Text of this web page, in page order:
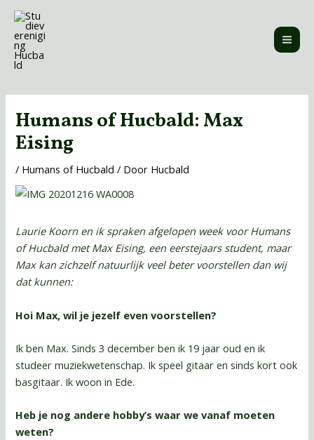
naar
inhoud
Humans of Hucbald: Max
Eising
/ Humans of Hucbald / Door Hucbald
Laurie Koorn en ik spraken afgelopen week voor Humans
of Hucbald met Max Eising, een eerstejaars student, maar
Max kan zichzelf natuurlijk veel beter voorstellen dan wij
dat kunnen:
Hoi Max, wil je jezelf even voorstellen?
Ik ben Max. Sinds 3 december ben ik 19 jaar oud en ik
studeer muziekwetenschap. Ik speel gitaar en sinds kort ook
basgitaar. Ik woon in Ede.
Heb je nog andere hobby’s waar we vanaf moeten
weten?